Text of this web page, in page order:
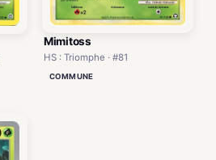
Mimitoss
HS : Triomphe · #81
COMMUNE